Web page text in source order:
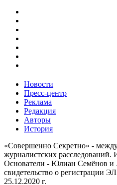
Новости
Пресс-центр
Реклама
Редакция
Авторы
История
«Совершенно Секретно» -
журналистских расследований.
Основатели - Юлиан Семёнов
свидетельство о регистрации
25.12.2020 г.